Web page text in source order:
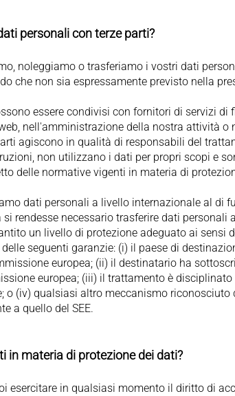
personali con terze parti?
noleggiamo o trasferiamo i vostri dati
che non sia espressamente previsto nella
essere condivisi con fornitori di servizi di
nell'amministrazione della nostra attività o
agiscono in qualità di responsabili del
non utilizzano i dati per propri scopi e
delle normative vigenti in materia di
dati personali a livello internazionale al di
si rendesse necessario trasferire dati
un livello di protezione adeguato ai sensi
seguenti garanzie: (i) il paese di
europea; (ii) il destinatario ha
europea; (iii) il trattamento è
o (iv) qualsiasi altro meccanismo riconosciuto
a quello del SEE.
in materia di protezione dei dati?
esercitare in qualsiasi momento il diritto di